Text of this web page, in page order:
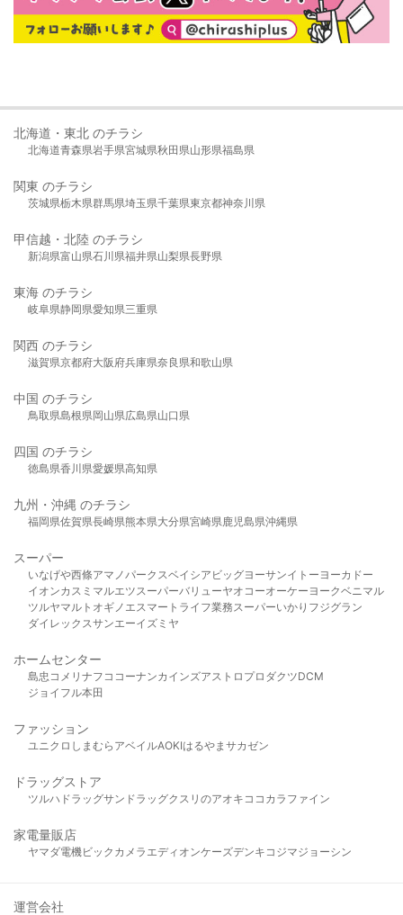
北海道・東北 のチラシ
北海道青森県岩手県宮城県秋田県山形県福島県
関東 のチラシ
茨城県栃木県群馬県埼玉県千葉県東京都神奈川県
甲信越・北陸 のチラシ
新潟県富山県石川県福井県山梨県長野県
東海 のチラシ
岐阜県静岡県愛知県三重県
関西 のチラシ
滋賀県京都府大阪府兵庫県奈良県和歌山県
中国 のチラシ
鳥取県島根県岡山県広島県山口県
四国 のチラシ
徳島県香川県愛媛県高知県
九州・沖縄 のチラシ
福岡県佐賀県長崎県熊本県大分県宮崎県鹿児島県沖縄県
スーパー
いなげや西條アマノパークスベイシア ビッグヨーサンイトーヨーカドー
イオンカスミ マルエツスーパーバリューヤオコーオーケー ヨークベニマル
ツルヤマルト オギノ エスマート ライフ業務スーパーいかり フジグラン
ダイレックスサンエーイズミヤ
ホームセンター
島忠 コメリ ナフコ コーナンカインズアストロプロダクツDCM
ジョイフル本田
ファッション
ユニクロ しまむら アベイルAOKIはるやま サカゼン
ドラッグストア
ツルハドラッグサンドラッグクスリのアオキ ココカラファイン
家電量販店
ヤマダ電機ビックカメラ エディオンケーズデンキ コジマジョーシン
運営会社